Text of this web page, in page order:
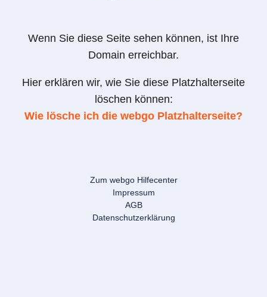
Wenn Sie diese Seite sehen können, ist Ihre
Domain erreichbar.
Hier erklären wir, wie Sie diese Platzhalterseite
löschen können:
Wie lösche ich die webgo Platzhalterseite?
Zum webgo Hilfecenter
Impressum
AGB
Datenschutzerklärung